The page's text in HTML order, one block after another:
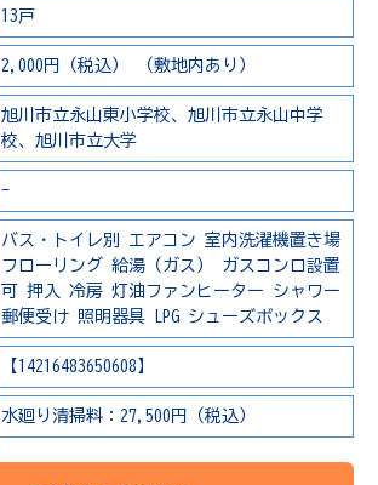
13戸
2,000円（税込） （敷地内あり）
旭川市立永山東小学校、旭川市立永山中学
校、旭川市立大学
-
バス・トイレ別 エアコン 室内洗濯機置き場
フローリング
給湯（ガス）
ガスコンロ設置
可
押入 冷房 灯油ファンヒーター
シャワー
郵便受け 照明器具 LPG シューズボックス
【14216483650608】
水廻り清掃料：27,500円（税込）